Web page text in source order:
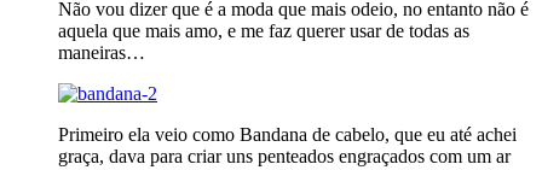
Não vou dizer que é a moda que mais odeio, no entanto não é
aquela que mais amo, e me faz querer usar de todas as
maneiras…
Primeiro ela veio como Bandana de cabelo, que eu até achei
graça, dava para criar uns penteados engraçados com um ar